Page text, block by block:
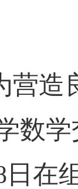
营造
数
日在